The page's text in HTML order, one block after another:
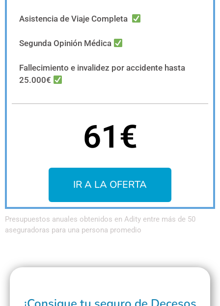
Asistencia de Viaje Completa
Segunda Opinión Médica
Fallecimiento e invalidez por accidente hasta
25.000€
61€
IR A LA OFERTA
Presupuestos anuales obtenidos en Adity entre más de 50
aseguradoras para una persona promedio